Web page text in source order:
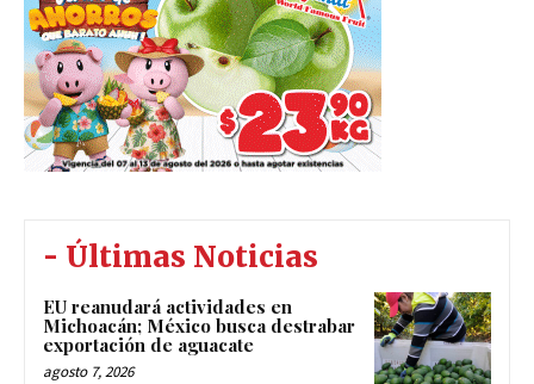
- Últimas Noticias
EU reanudará actividades en
Michoacán; México busca destrabar
exportación de aguacate
agosto 7, 2026